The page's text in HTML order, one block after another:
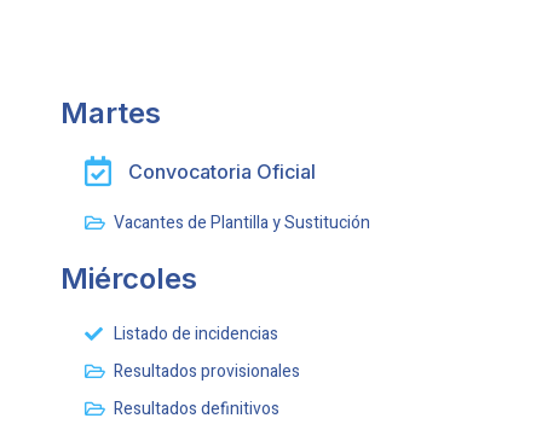
Martes
Convocatoria Oficial
Vacantes de Plantilla y Sustitución
Miércoles
Listado de incidencias
Resultados provisionales
Resultados definitivos